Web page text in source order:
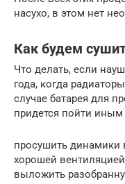
насухо, в этом нет
Как будем
Что делать, если
года, когда
случае батарея для
придется пойти иным
просушить динамики
хорошей
выложить